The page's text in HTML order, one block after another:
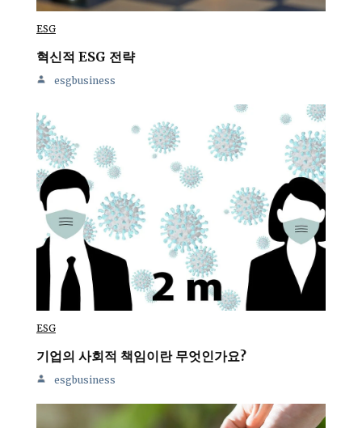
ESG
혁신적 ESG 전략
esgbusiness
ESG
기업의 사회적 책임이란 무엇인가요?
esgbusiness